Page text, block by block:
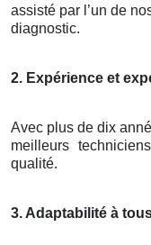
assisté par l’un de
diagnostic.
2. Expérience et
Avec plus de dix
meilleurs
qualité.
3. Adaptabilité à